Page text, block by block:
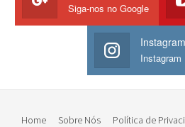
Siga-nos no Google
Instagram
Home Sobre Nós Política de